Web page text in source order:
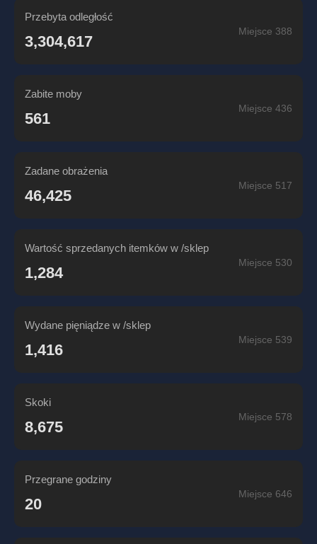
Przebyta odległość
3,304,617
Miejsce 388
Zabite moby
561
Miejsce 436
Zadane obrażenia
46,425
Miejsce 517
Wartość sprzedanych itemków w /sklep
1,284
Miejsce 530
Wydane pięniądze w /sklep
1,416
Miejsce 539
Skoki
8,675
Miejsce 578
Przegrane godziny
20
Miejsce 646